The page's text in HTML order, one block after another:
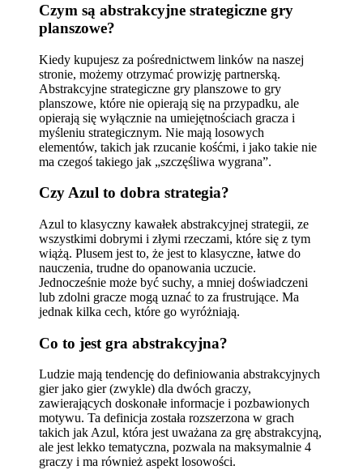
Czym są abstrakcyjne strategiczne gry
planszowe?
Kiedy kupujesz za pośrednictwem linków na naszej
stronie, możemy otrzymać prowizję partnerską.
Abstrakcyjne strategiczne gry planszowe to gry
planszowe, które nie opierają się na przypadku, ale
opierają się wyłącznie na umiejętnościach gracza i
myśleniu strategicznym. Nie mają losowych
elementów, takich jak rzucanie kośćmi, i jako takie nie
ma czegoś takiego jak „szczęśliwa wygrana”.
Czy Azul to dobra strategia?
Azul to klasyczny kawałek abstrakcyjnej strategii, ze
wszystkimi dobrymi i złymi rzeczami, które się z tym
wiążą. Plusem jest to, że jest to klasyczne, łatwe do
nauczenia, trudne do opanowania uczucie.
Jednocześnie może być suchy, a mniej doświadczeni
lub zdolni gracze mogą uznać to za frustrujące. Ma
jednak kilka cech, które go wyróżniają.
Co to jest gra abstrakcyjna?
Ludzie mają tendencję do definiowania abstrakcyjnych
gier jako gier (zwykle) dla dwóch graczy,
zawierających doskonałe informacje i pozbawionych
motywu. Ta definicja została rozszerzona w grach
takich jak Azul, która jest uważana za grę abstrakcyjną,
ale jest lekko tematyczna, pozwala na maksymalnie 4
graczy i ma również aspekt losowości.